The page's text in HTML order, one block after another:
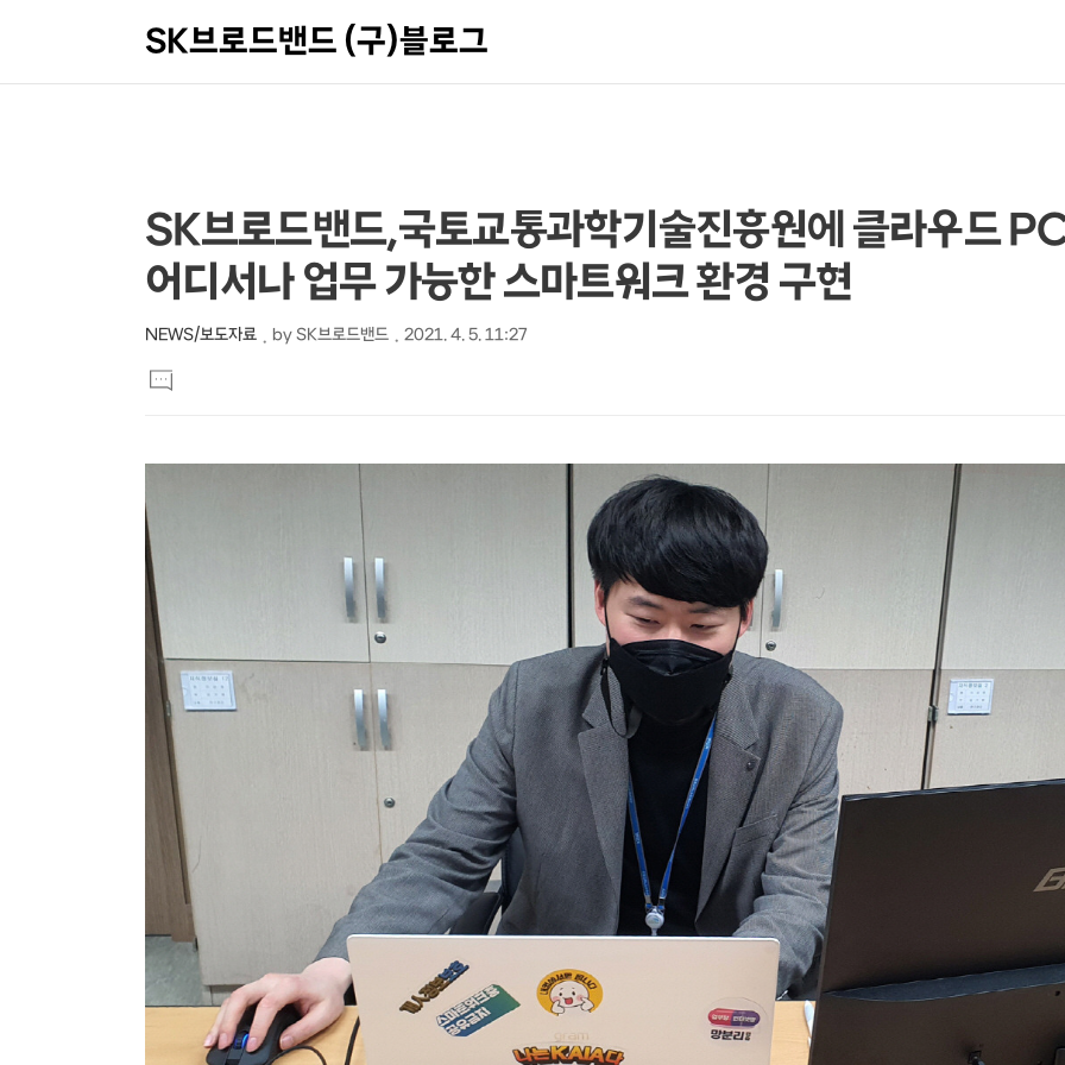
SK브로드밴드 (구)블로그
상
세
컨
텐
츠
본
문
제
SK브로드밴드,국토교통과학기술진흥원에 클라우드
어디서나 업무 가능한 스마트워크 환경 구현
NEWS/보도자료 by SK브로드밴드 2021. 4. 5. 11:27
문
댓
글